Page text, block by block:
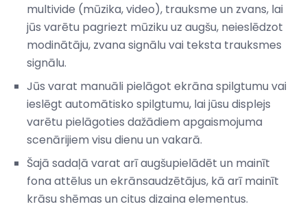
multivide (mūzika, video), trauksme un zvans, lai
jūs varētu pagriezt mūziku uz augšu, neieslēdzot
modinātāju, zvana signālu vai teksta trauksmes
signālu.
Jūs varat manuāli pielāgot ekrāna spilgtumu vai
ieslēgt automātisko spilgtumu, lai jūsu displejs
varētu pielāgoties dažādiem apgaismojuma
scenārijiem visu dienu un vakarā.
Šajā sadaļā varat arī augšupielādēt un mainīt
fona attēlus un ekrānsaudzētājus, kā arī mainīt
krāsu shēmas un citus dizaina elementus.